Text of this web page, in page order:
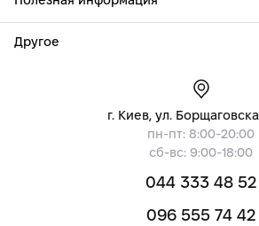
Другое
г. Киев, ул.
пн-пт: 8:00-20:00
сб-вс: 9:00-18:00
044 333 48 52
096 555 74 42